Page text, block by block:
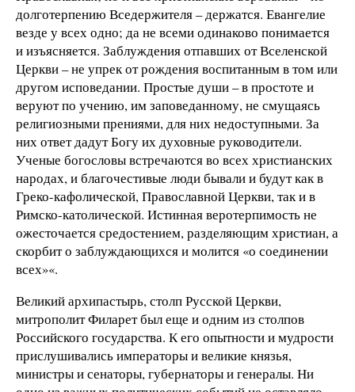
долготерпению Вседержителя – держатся. Евангелие
везде у всех одно; да не всеми одинаково понимается
и изъясняется. Заблуждения отпавших от Вселенской
Церкви – не упрек от рождения воспитанным в том или
другом исповедании. Простые души – в простоте и
веруют по учению, им заповеданному, не смущаясь
религиозными прениями, для них недоступными. За
них ответ дадут Богу их духовные руководители.
Ученые богословы встречаются во всех христианских
народах, и благочестивые люди бывали и будут как в
Греко-кафолической, Православной Церкви, так и в
Римско-католической. Истинная веротерпимость не
ожесточается средостением, разделяющим христиан, а
скорбит о заблуждающихся и молится «о соединении
всех»«.
Великий архипастырь, столп Русской Церкви,
митрополит Филарет был еще и одним из столпов
Российского государства. К его опытности и мудрости
прислушивались императоры и великие князья,
министры и сенаторы, губернаторы и генералы. Ни